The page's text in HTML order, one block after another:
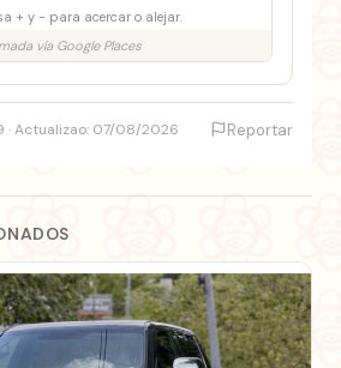
+ y − para acercar o alejar.
vía Google Places
· Actualizao: 07/08/2026 Reportar